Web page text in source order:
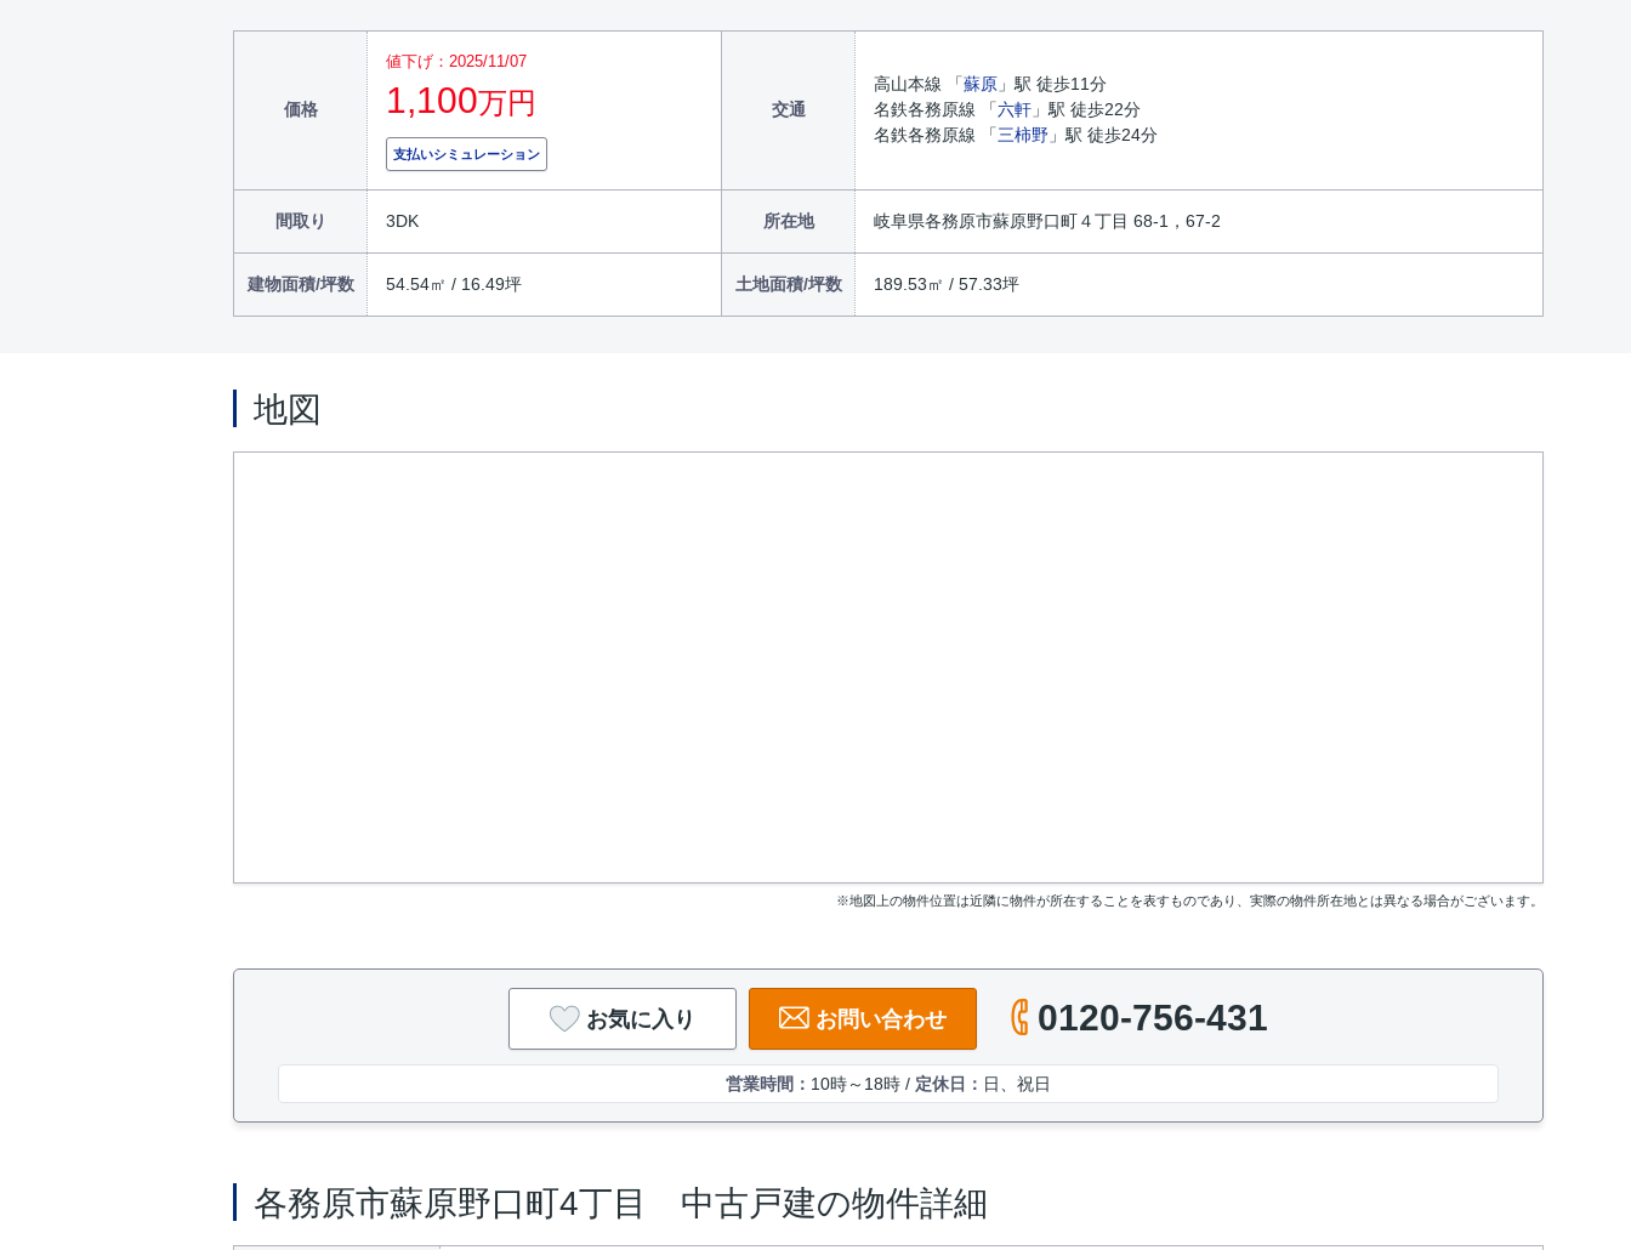
価格
値下げ：2025/11/07
1,100万円
支払いシミュレーション
交通
高山本線 「蘇原 」駅 徒歩11分
名鉄各務原線 「六軒 」駅 徒歩22分
名鉄各務原線 「三柿野 」駅 徒歩24分
間取り 3DK 所在地 岐阜県各務原市蘇原野口町４丁目 68-1，67-2
建物面積/坪数 54.54㎡ / 16.49坪 土地面積/坪数 189.53㎡ / 57.33坪
地図
※地図上の物件位置は近隣に物件が所在することを表すものであり、実際の物件所在地とは異なる場合がございます。
お気に入り お問い合わせ 0120-756-431
営業時間： 10時～18時 / 定休日： 日、祝日
各務原市蘇原野口町4丁目 中古戸建の物件詳細